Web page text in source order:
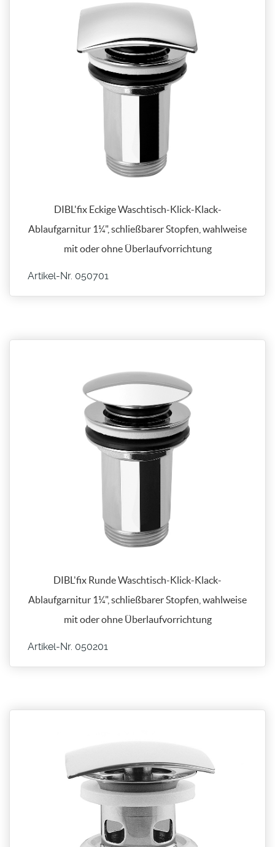
DIBL'fix Eckige Waschtisch-Klick-Klack-
Ablaufgarnitur 1¼", schließbarer Stopfen, wahlweise
mit oder ohne Überlaufvorrichtung
Artikel-Nr. 050701
DIBL'fix Runde Waschtisch-Klick-Klack-
Ablaufgarnitur 1¼", schließbarer Stopfen, wahlweise
mit oder ohne Überlaufvorrichtung
Artikel-Nr. 050201